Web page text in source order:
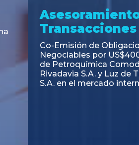
Transacciones
PAGBAM asesoró a
autorización para la
de los Certificados de
del Fideicomiso
Inmobiliario "Espacio